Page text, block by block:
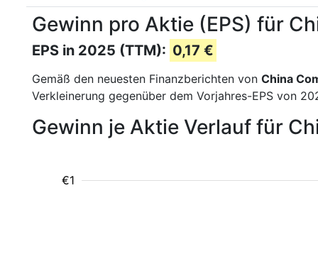
Gewinn pro Aktie (EPS) für
EPS in 2025 (TTM): 0,17 €
Gemäß den neuesten Finanzberichten von China
Verkleinerung gegenüber dem Vorjahres-EPS von
Gewinn je Aktie Verlauf für
€1